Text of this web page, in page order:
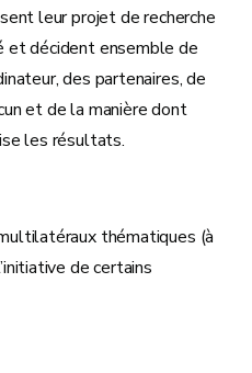
leur projet de recherche
et décident ensemble de
des partenaires, de
et de la manière dont
les résultats.
thématiques (à
de certains